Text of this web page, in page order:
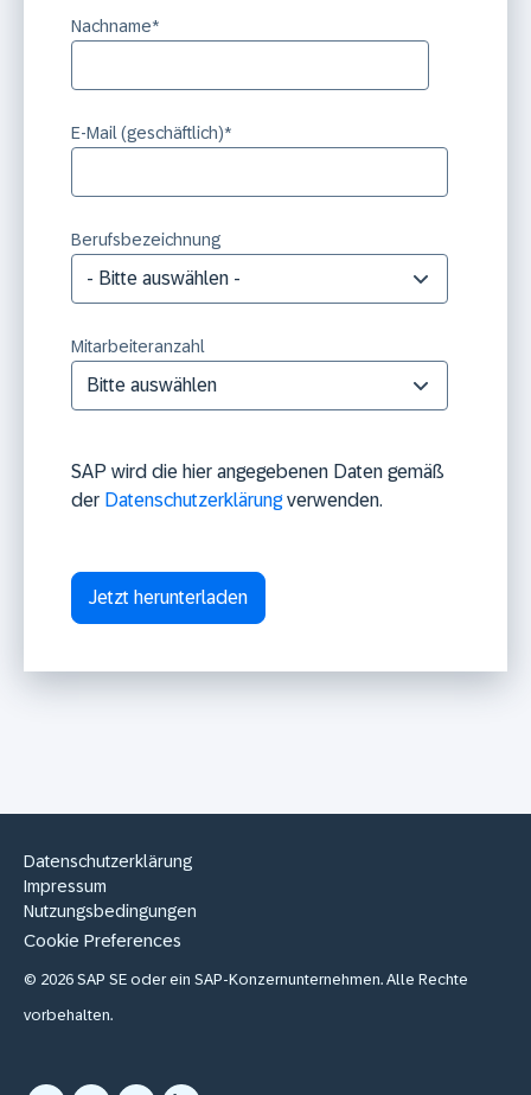
Nachname*
E-Mail (geschäftlich)*
Berufsbezeichnung
Mitarbeiteranzahl
SAP wird die hier angegebenen Daten gemäß
der Datenschutzerklärungverwenden.
Datenschutzerklärung
Impressum
Nutzungsbedingungen
Cookie Preferences
© 2026 SAP SE oder ein SAP-Konzernunternehmen. Alle Rechte
vorbehalten.